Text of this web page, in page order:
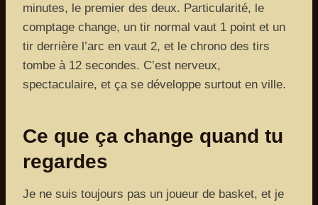
minutes, le premier des deux. Particularité, le
comptage change, un tir normal vaut 1 point et un
tir derrière l’arc en vaut 2, et le chrono des tirs
tombe à 12 secondes. C’est nerveux,
spectaculaire, et ça se développe surtout en ville.
Ce que ça change quand tu
regardes
Je ne suis toujours pas un joueur de basket, et je